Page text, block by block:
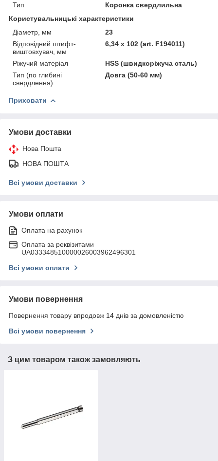
Тип
Коронка свердлильна
Користувальницькі характеристики
Діаметр, мм
23
Відповідний штифт-
виштовхувач, мм
6,34 x 102 (art. F194011)
Ріжучий матеріал
HSS (швидкоріжуча сталь)
Тип (по глибині
свердлення)
Довга (50-60 мм)
Приховати
Умови доставки
Нова Пошта
НОВА ПОШТА
Всі умови доставки
Умови оплати
Оплата на рахунок
Оплата за реквізитами
UA033348510000026003962496301
Всі умови оплати
Умови повернення
Повернення товару впродовж 14 днів за домовленістю
Всі умови повернення
З цим товаром також замовляють